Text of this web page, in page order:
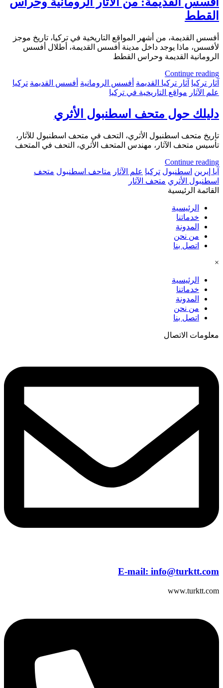
القطط
أفسس القديمة، من أشهر المواقع التاريخية في تركيا، تاريخ موجز
لأفسس، ماذا يوجد داخل مدينة أفسس القديمة، أطلال أفسس
الرومانية القديمة وحراس القطط
Continue reading
آثار تركيا آثار تركيا القديمة أفسس الرومانية أفسس القديمة تركيا
علم الآثار مواقع التاريخية في تركيا
دليلك حول متحف اسطنبول الأثري
تاريخ متحف اسطنبول الأثري، التحف في متحف اسطنبول للآثار،
تأسيس متحف الآثار، مهندس المتحف الأثري، التحف في المتحف
Continue reading
آيا إيرين اسطنبول تركيا علم الآثار متاحف اسطنبول متحف
اسطنبول الأثري متحف الآثار
القائمة الرئيسية
الرئيسية
خدماتنا
المدونة
من نحن
اتصل بنا
×
الرئيسية
خدماتنا
المدونة
من نحن
اتصل بنا
معلومات الاتصال
E-mail: info@turktt.com
www.turktt.com